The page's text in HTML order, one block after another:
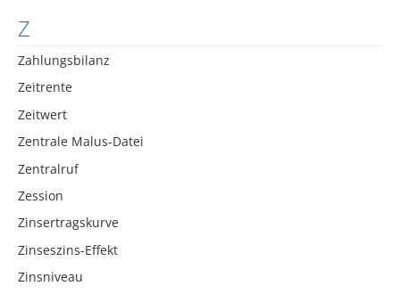
Z
Zahlungsbilanz
Zeitrente
Zeitwert
Zentrale Malus-Datei
Zentralruf
Zession
Zinsertragskurve
Zinseszins-Effekt
Zinsniveau